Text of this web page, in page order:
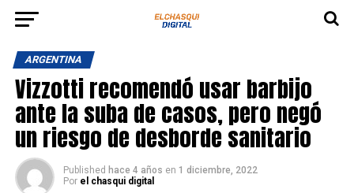
ARGENTINA
Vizzotti recomendó usar barbijo
ante la suba de casos, pero negó
un riesgo de desborde sanitario
Published hace 4 años en 1 diciembre, 2022
Por el chasqui digital